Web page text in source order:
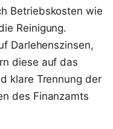
Betriebskosten wie
Reinigung.
Darlehenszinsen,
diese auf das
klare Trennung der
des Finanzamts